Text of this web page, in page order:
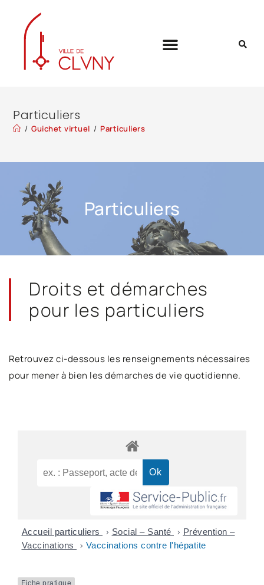
Particuliers
/ Guichet virtuel / Particuliers
Particuliers
Droits et démarches
pour les particuliers
Retrouvez ci-dessous les renseignements nécessaires
pour mener à bien les démarches de vie quotidienne.
Accueil particuliers > Social – Santé > Prévention –
Vaccinations
> Vaccinations contre l'hépatite
Fiche pratique